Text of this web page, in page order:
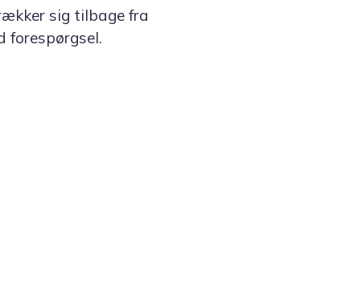
sig tilbage fra
forespørgsel.